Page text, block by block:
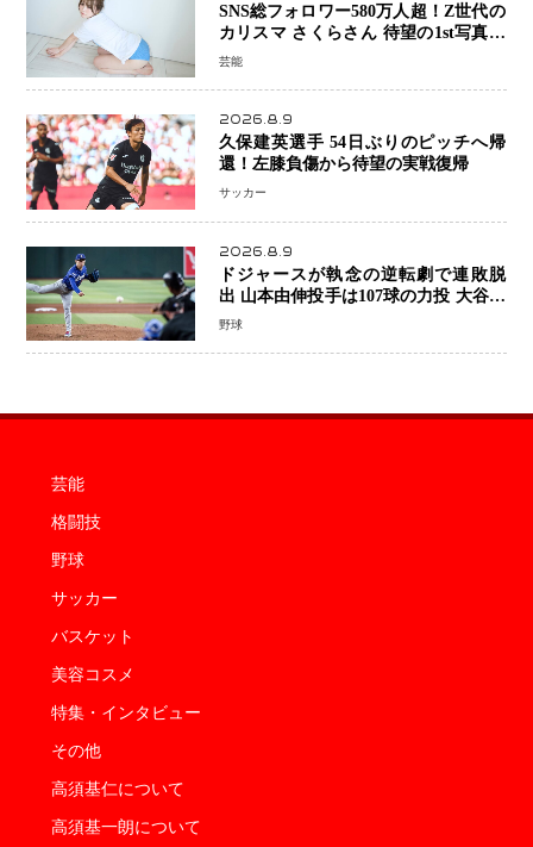
SNS総フォロワー580万人超！Z世代の
カリスマ さくらさん 待望の1st写真集
が11月5日発売決定 沖縄で“今しか残
芸能
2026.8.9
久保建英選手 54日ぶりのピッチへ帰
還！左膝負傷から待望の実戦復帰
サッカー
2026.8.9
ドジャースが執念の逆転劇で連敗脱
出 山本由伸投手は107球の力投 大谷翔
平選手が延長10回に勝利を呼び込む一
野球
芸能
格闘技
野球
サッカー
バスケット
美容コスメ
特集・インタビュー
その他
高須基仁について
高須基一朗について